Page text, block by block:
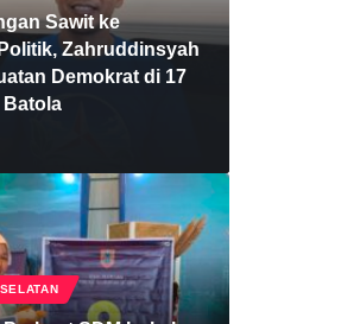
Sawit ke
Zahruddinsyah
Demokrat di 17
Batola